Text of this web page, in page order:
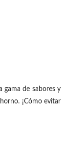
gama de sabores y
¡Cómo evitar